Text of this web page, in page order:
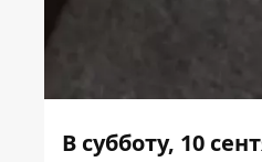
В субботу, 10